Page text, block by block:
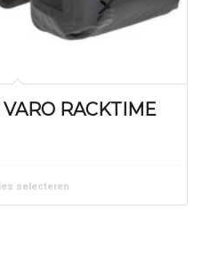
RACKTIME
selecteren